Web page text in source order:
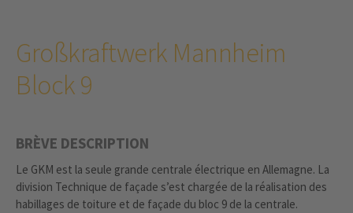
Großkraftwerk Mannheim
Block 9
BRÈVE DESCRIPTION
Le GKM est la seule grande centrale électrique en Allemagne. La
division Technique de façade s’est chargée de la réalisation des
habillages de toiture et de façade du bloc 9 de la centrale.